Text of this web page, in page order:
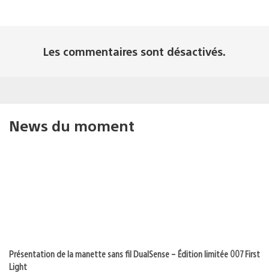
Les commentaires sont désactivés.
News du moment
Présentation de la manette sans fil DualSense – Édition limitée 007 First
Light